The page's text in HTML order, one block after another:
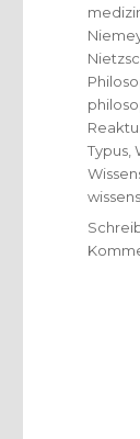
Typus ,